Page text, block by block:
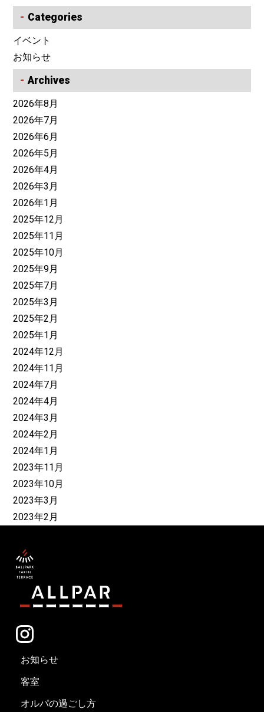
Categories
イベント
お知らせ
Archives
2026年8月
2026年7月
2026年6月
2026年5月
2026年4月
2026年3月
2026年1月
2025年12月
2025年11月
2025年10月
2025年9月
2025年7月
2025年3月
2025年2月
2025年1月
2024年12月
2024年11月
2024年7月
2024年4月
2024年3月
2024年2月
2024年1月
2023年11月
2023年10月
2023年3月
2023年2月
お知らせ
客室
オルパの過ごし方